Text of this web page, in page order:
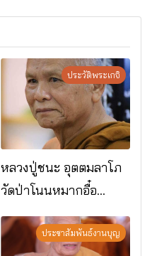
ประวัติพระเกจิ
หลวงปู่ชนะ อุตตมลาโภ
วัดป่าโนนหมากอื๋อ
อ.เมือง จ.มหาสารคาม
ประชาสัมพันธ์งานบุญ